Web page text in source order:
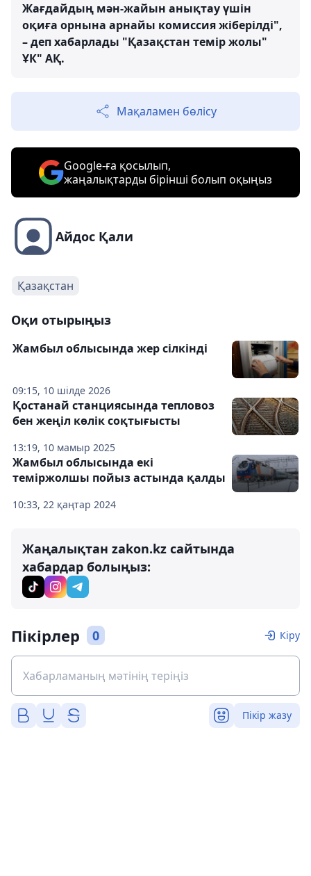
Жағдайдың мән-жайын анықтау үшін
оқиға орнына арнайы комиссия жіберілді",
– деп хабарлады "Қазақстан темір жолы"
ҰК" АҚ.
Мақаламен бөлісу
Google-ға қосылып,
жаңалықтарды бірінші болып оқыңыз
Айдос Қали
Қазақстан
Оқи отырыңыз
09:15, 10 шілде 2026
Жамбыл облысында жер сілкінді
13:19, 10 мамыр 2025
Қостанай станциясында тепловоз
бен жеңіл көлік соқтығысты
10:33, 22 қаңтар 2024
Жамбыл облысында екі
теміржолшы пойыз астында қалды
Жаңалықтан zakon.kz сайтында
хабардар болыңыз:
Пікірлер 0 Кіру
Пікір жазу